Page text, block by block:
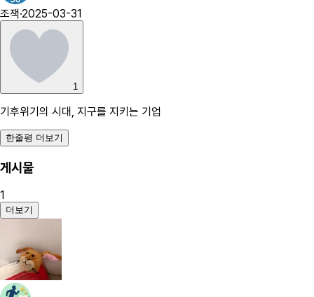
조잭·2025-03-31
1
기후위기의 시대, 지구를 지키는 기업
한줄평 더보기
게시물
1
더보기